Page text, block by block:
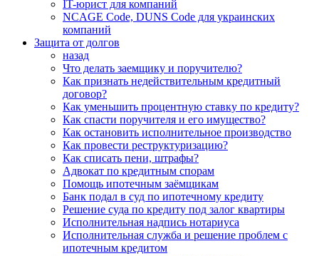
IT-юрист для компаний
NCAGE Code, DUNS Code для украинских
компаний
Защита от долгов
назад
Что делать заемщику и поручителю?
Как признать недействительным кредитный
договор?
Как уменьшить процентную ставку по кредиту?
Как спасти поручителя и его имущество?
Как остановить исполнительное производство
Как провести реструктуризацию?
Как списать пени, штрафы?
Адвокат по кредитным спорам
Помощь ипотечным заёмщикам
Банк подал в суд по ипотечному кредиту
Решение суда по кредиту под залог квартиры
Исполнительная надпись нотариуса
Исполнительная служба и решение проблем с
ипотечным кредитом